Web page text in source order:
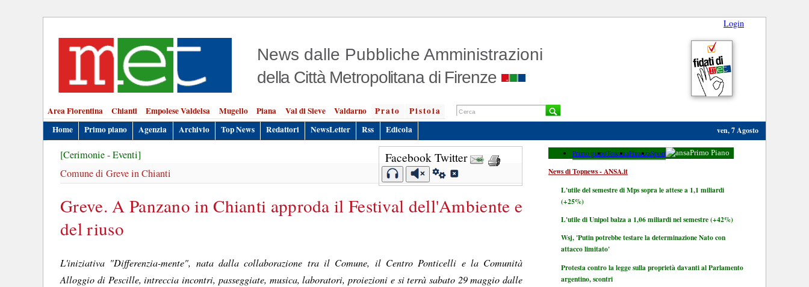
Login
News dalle Pubbliche Amministrazioni
della Città Metropolitana di Firenze
Area Fiorentina Chianti Empolese Valdelsa Mugello Piana Val di Sieve Valdarno Prato
Pistoia
Home
Primo piano Agenzia Archivio Top News Redattori NewsLetter Rss Edicola ven, 7 Agosto
Facebook Twitter
[Cerimonie - Eventi]
Comune di Greve in Chianti
Greve. A Panzano in Chianti approda il Festival dell'Ambiente e
del riuso
L'iniziativa "Differenzia-mente", nata dalla collaborazione tra il Comune, il Centro Ponticelli e la Comunità
Alloggio di Pescille, intreccia incontri, passeggiate, musica, laboratori, proiezioni e si terrà sabato 29 maggio dalle
Primo pianoToscanaFinanzaSport Primo Piano
News di Topnews - ANSA.it
L'utile del semestre di Mps sopra le attese a 1,1 miliardi
(+25%)
L'utile di Unipol balza a 1,06 miliardi nel semestre (+42%)
Wsj, 'Putin potrebbe testare la determinazione Nato con
attacco limitato'
Protesta contro la legge sulla proprietà davanti al Parlamento
argentino, scontri